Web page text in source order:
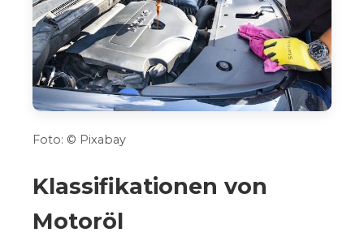
Foto: © Pixabay
Klassifikationen von
Motoröl